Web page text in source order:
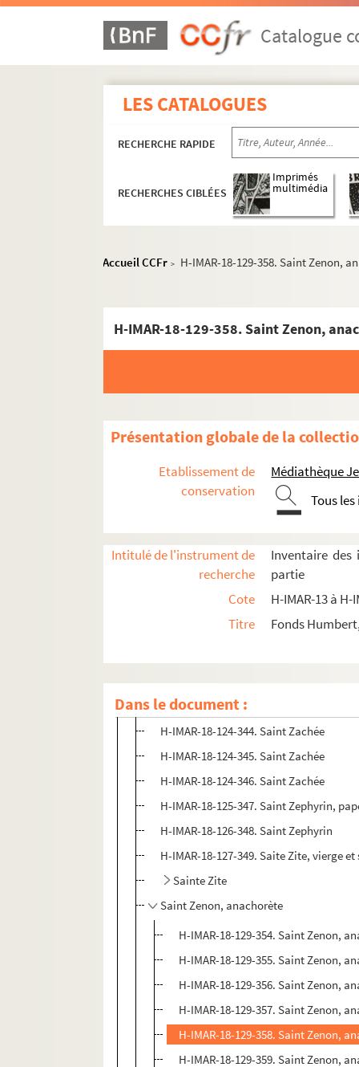
Catalogue
LES CATALOGUES
RECHERCHE RAPIDE
RECHERCHES CIBLÉES
Imprimés
multimédia
Accueil CCFr > H-IMAR-18-129-358. Saint Zenon,
H-IMAR-18-129-358. Saint Zenon,
Présentation globale de la
Etablissement de
conservation
Médiathèque
Tous
Intitulé de l'instrument de
recherche
Inventaire des
partie
Cote
H-IMAR-13 à H-
Titre
Fonds
Dans le document :
Images du fonds Humbert, Images religieuses
H-IMAR-13-83-181 à H-IMAR-14-122-
H-IMAR-15-1-1 à H-IMAR-15-92-291.
H-IMAR-16-1-1 à H-IMAR-16-147-394.
H-IMAR-17-91-271 à H-IMAR-17-111-
H-IMAR-18-1-1 à H-IMAR-18-111-326.
H-IMAR-18-112-327 à H-IMAR-18-135-
H-IMAR-18-112-327. Sans Yon
H-IMAR-18-116-333. Sainte Yvette,
Saints Zacharie, Zaccaria
H-IMAR-18-124-344. Saint Zachée
H-IMAR-18-124-345. Saint Zachée
H-IMAR-18-124-346. Saint Zachée
H-IMAR-18-125-347. Saint Zephyrin,
H-IMAR-18-126-348. Saint Zephyrin
H-IMAR-18-127-349. Saite Zite, vierge
Sainte Zite
Saint Zenon, anachorète
H-IMAR-18-129-354. Saint Zenon,
H-IMAR-18-129-355. Saint Zenon,
H-IMAR-18-129-356. Saint Zenon,
H-IMAR-18-129-357. Saint Zenon,
H-IMAR-18-129-358. Saint Zenon,
H-IMAR-18-129-359. Saint Zenon,